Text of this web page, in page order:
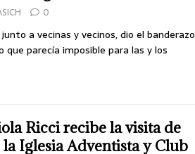
0
a vecinas y vecinos, dio el banderazo
que parecía imposible para las y los
Ricci recibe la visita de
Iglesia Adventista y Club